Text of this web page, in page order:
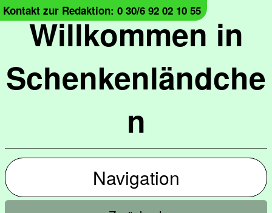
Willkommen in
Schenkenländche
n
Kontakt zur Redaktion: 0 30/6 92 02 10 55
Navigation